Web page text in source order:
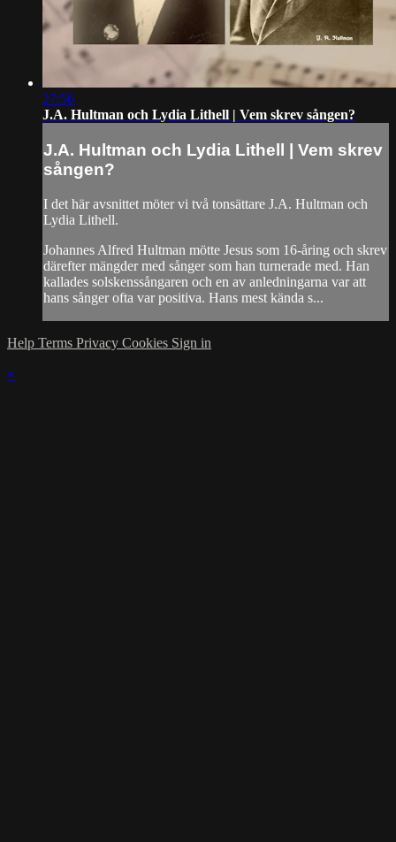
27:56
J.A. Hultman och Lydia Lithell | Vem skrev sången?
J.A. Hultman och Lydia Lithell | Vem skrev
sången?
I det här avsnittet möter vi två tonsättare J.A. Hultman och
Lydia Lithell.
Johannes Alfred Hultman mötte Jesus som 16-åring och skrev
därefter mängder med sånger som han turnerade med. Han
kallades solskenssångaren och en av anledningarna var att
hans sånger ofta var positiva. Hans mest kända s...
Help Terms Privacy Cookies Sign in
×